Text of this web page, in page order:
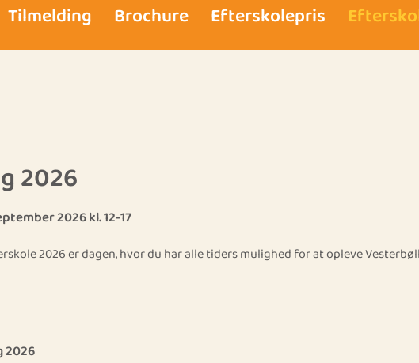
Tilmelding Brochure Efterskolepris
2026
2026 kl. 12-17
2026 er dagen, hvor du har alle tiders mulighed for at opleve
2026